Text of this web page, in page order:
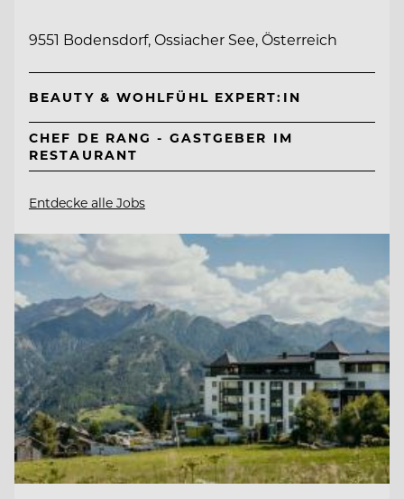
9551 Bodensdorf, Ossiacher See, Österreich
BEAUTY & WOHLFÜHL EXPERT:IN
CHEF DE RANG - GASTGEBER IM
RESTAURANT
Entdecke alle Jobs